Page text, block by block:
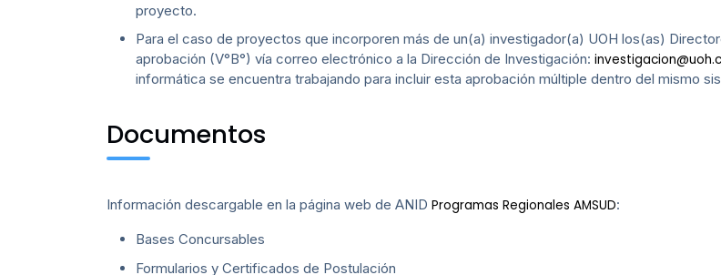
proyecto.
Para el caso de proyectos que incorporen más de un(a) investigador(a) UOH los(as)
aprobación (V°B°) vía correo electrónico a la Dirección de Investigación:
informática se encuentra trabajando para incluir esta aprobación múltiple dentro del mismo
Documentos
Información descargable en la página web de ANID Programas Regionales AMSUD:
Bases Concursables
Formularios y Certificados de Postulación